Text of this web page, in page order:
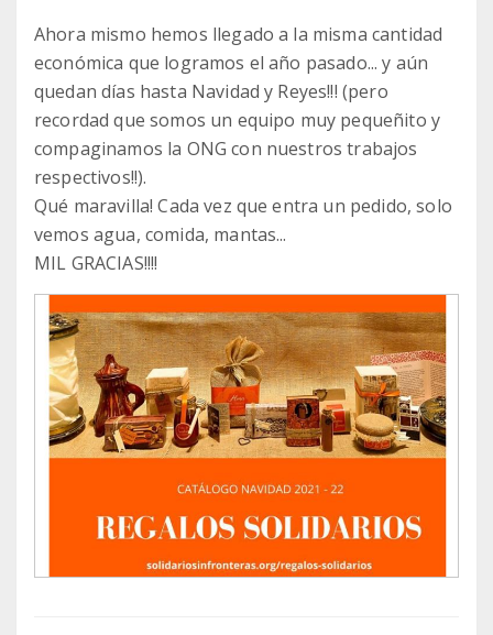
Ahora mismo hemos llegado a la misma cantidad
económica que logramos el año pasado... y aún
quedan días hasta Navidad y Reyes!!! (pero
recordad que somos un equipo muy pequeñito y
compaginamos la ONG con nuestros trabajos
respectivos!!).
Qué maravilla! Cada vez que entra un pedido, solo
vemos agua, comida, mantas...
MIL GRACIAS!!!!